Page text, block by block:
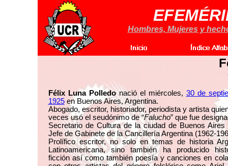
Hombres, Mujeres y
Félix Luna Polledonació el miércoles, 30 de
1925en Buenos Aires, Argentina.
Abogado, escritor, historiador, periodista y artista
veces usó el seudónimo de “Falucho” que fue
Secretario de Cultura de la ciudad de Buenos Aires
Jefe de Gabinete de la Cancillería Argentina (1962-
Prolífico escritor, no solo en temas de historia
Latinoamericana, sino también ha producido
ficción así como también poesía y canciones en